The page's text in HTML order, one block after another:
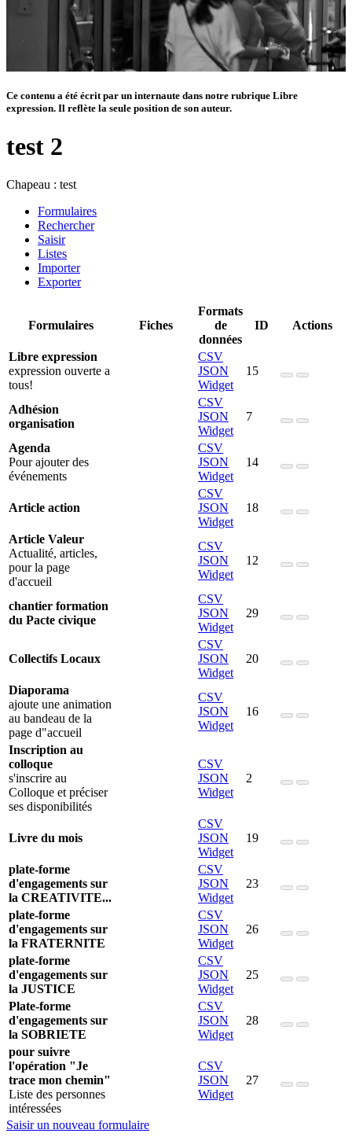
Ce contenu a été écrit par un internaute dans notre rubrique Libre
expression. Il reflète la seule position de son auteur.
test 2
Chapeau : test
Formulaires
Rechercher
Saisir
Listes
Importer
Exporter
Formulaires Fiches
Formats
de
données
ID Actions
Libre expression
expression ouverte a
tous!
CSV
JSON
Widget
15
Adhésion
organisation
CSV
JSON
Widget
7
Agenda
Pour ajouter des
événements
CSV
JSON
Widget
14
Article action
CSV
JSON
Widget
18
Article Valeur
Actualité, articles,
pour la page
d'accueil
CSV
JSON
Widget
12
chantier formation
du Pacte civique
CSV
JSON
Widget
29
Collectifs Locaux
CSV
JSON
Widget
20
Diaporama
ajoute une animation
au bandeau de la
page d"accueil
CSV
JSON
Widget
16
Inscription au
colloque
s'inscrire au
Colloque et préciser
ses disponibilités
CSV
JSON
Widget
2
Livre du mois
CSV
JSON
Widget
19
plate-forme
d'engagements sur
la CREATIVITE...
CSV
JSON
Widget
23
plate-forme
d'engagements sur
la FRATERNITE
CSV
JSON
Widget
26
plate-forme
d'engagements sur
la JUSTICE
CSV
JSON
Widget
25
Plate-forme
d'engagements sur
la SOBRIETE
CSV
JSON
Widget
28
pour suivre
l'opération "Je
trace mon chemin"
Liste des personnes
intéressées
CSV
JSON
Widget
27
Saisir un nouveau formulaire